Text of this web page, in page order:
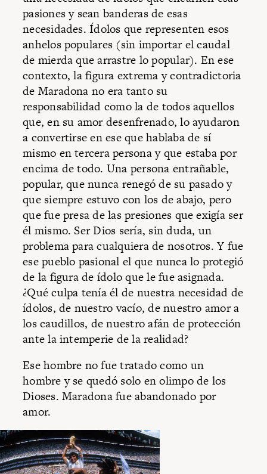
pasiones y sean banderas de esas
necesidades. Ídolos que representen esos
anhelos populares (sin importar el caudal
de mierda que arrastre lo popular). En ese
contexto, la figura extrema y contradictoria
de Maradona no era tanto su
responsabilidad como la de todos aquellos
que, en su amor desenfrenado, lo ayudaron
a convertirse en ese que hablaba de sí
mismo en tercera persona y que estaba por
encima de todo. Una persona entrañable,
popular, que nunca renegó de su pasado y
que siempre estuvo con los de abajo, pero
que fue presa de las presiones que exigía ser
él mismo. Ser Dios sería, sin duda, un
problema para cualquiera de nosotros. Y fue
ese pueblo pasional el que nunca lo protegió
de la figura de ídolo que le fue asignada.
¿Qué culpa tenía él de nuestra necesidad de
ídolos, de nuestro vacío, de nuestro amor a
los caudillos, de nuestro afán de protección
ante la intemperie de la realidad?
Ese hombre no fue tratado como un
hombre y se quedó solo en olimpo de los
Dioses. Maradona fue abandonado por
amor.